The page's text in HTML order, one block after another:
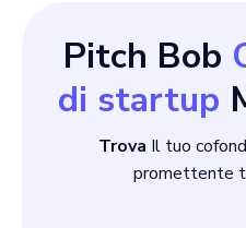
Pitch Bob
di startup
Trova Il tuo
promettente